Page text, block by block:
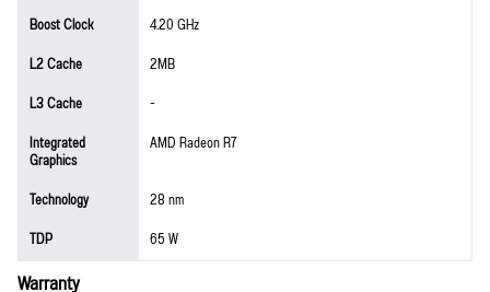
Boost Clock
4.20 GHz
L2 Cache
2MB
L3 Cache
-
Integrated
Graphics
AMD Radeon R7
Technology
28 nm
TDP
65 W
Warranty